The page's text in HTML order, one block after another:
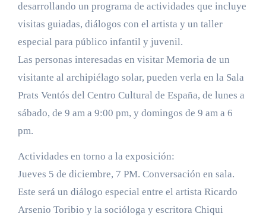
desarrollando un programa de actividades que incluye
visitas guiadas, diálogos con el artista y un taller
especial para público infantil y juvenil.
Las personas interesadas en visitar Memoria de un
visitante al archipiélago solar, pueden verla en la Sala
Prats Ventós del Centro Cultural de España, de lunes a
sábado, de 9 am a 9:00 pm, y domingos de 9 am a 6
pm.
Actividades en torno a la exposición:
Jueves 5 de diciembre, 7 PM. Conversación en sala.
Este será un diálogo especial entre el artista Ricardo
Arsenio Toribio y la socióloga y escritora Chiqui